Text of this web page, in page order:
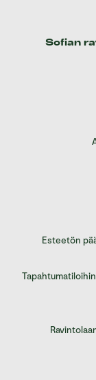
Sofian
Esteetön